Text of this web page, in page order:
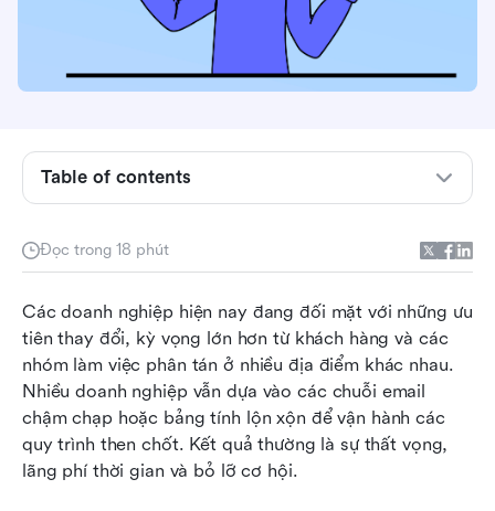
Đọc trong 18 phút
Các doanh nghiệp hiện nay đang đối mặt với những ưu
tiên thay đổi, kỳ vọng lớn hơn từ khách hàng và các
nhóm làm việc phân tán ở nhiều địa điểm khác nhau.
Nhiều doanh nghiệp vẫn dựa vào các chuỗi email
chậm chạp hoặc bảng tính lộn xộn để vận hành các
quy trình then chốt. Kết quả thường là sự thất vọng,
lãng phí thời gian và bỏ lỡ cơ hội.
Table of contents
được giải thích: Con đường của bạn đến công
Tại sao chuyển sang tự động hóa quy trình làm
công
Chọn giải pháp quản lý quy trình làm việc trực
tuyến hoàn hảo cho bạn như thế nào
8 hệ thống quản lý quy trình làm việc trực tuyến
hàng đầu năm 2026: Tìm kiếm sự lựa chọn hoàn
hảo của bạn